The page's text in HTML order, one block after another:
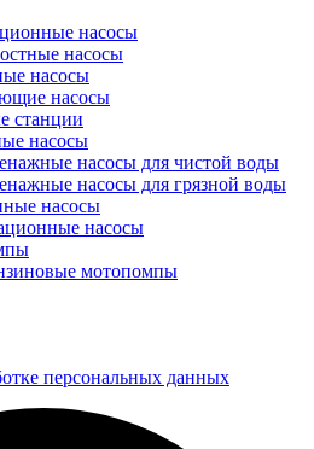
насосы
насосы
насосы
насосы
станции
насосы
насосы для чистой воды
насосы для грязной воды
насосы
насосы
мотопомпы
персональных данных